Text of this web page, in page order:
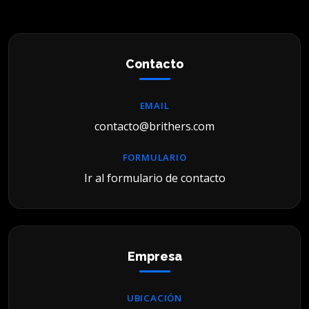
Contacto
EMAIL
contacto@brithers.com
FORMULARIO
Ir al formulario de contacto
Empresa
UBICACIÓN